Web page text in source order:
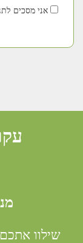
אני מסכים
שילוו